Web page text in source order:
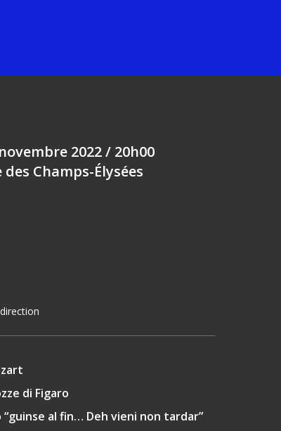
2022 / 20h00
Champs-Élysées
di Figaro
“guinse al fin… Deh vieni non tardar”